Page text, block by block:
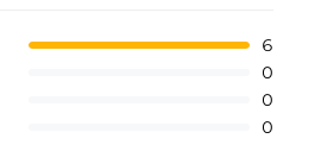
6
0
0
0